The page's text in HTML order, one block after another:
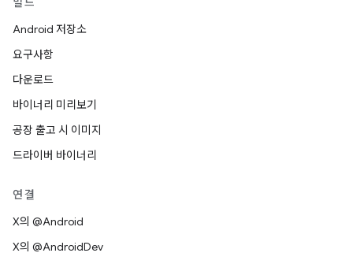
Android 저장소
요구사항
다운로드
바이너리 미리보기
공장 출고 시 이미지
드라이버 바이너리
연결
X의 @Android
X의 @AndroidDev